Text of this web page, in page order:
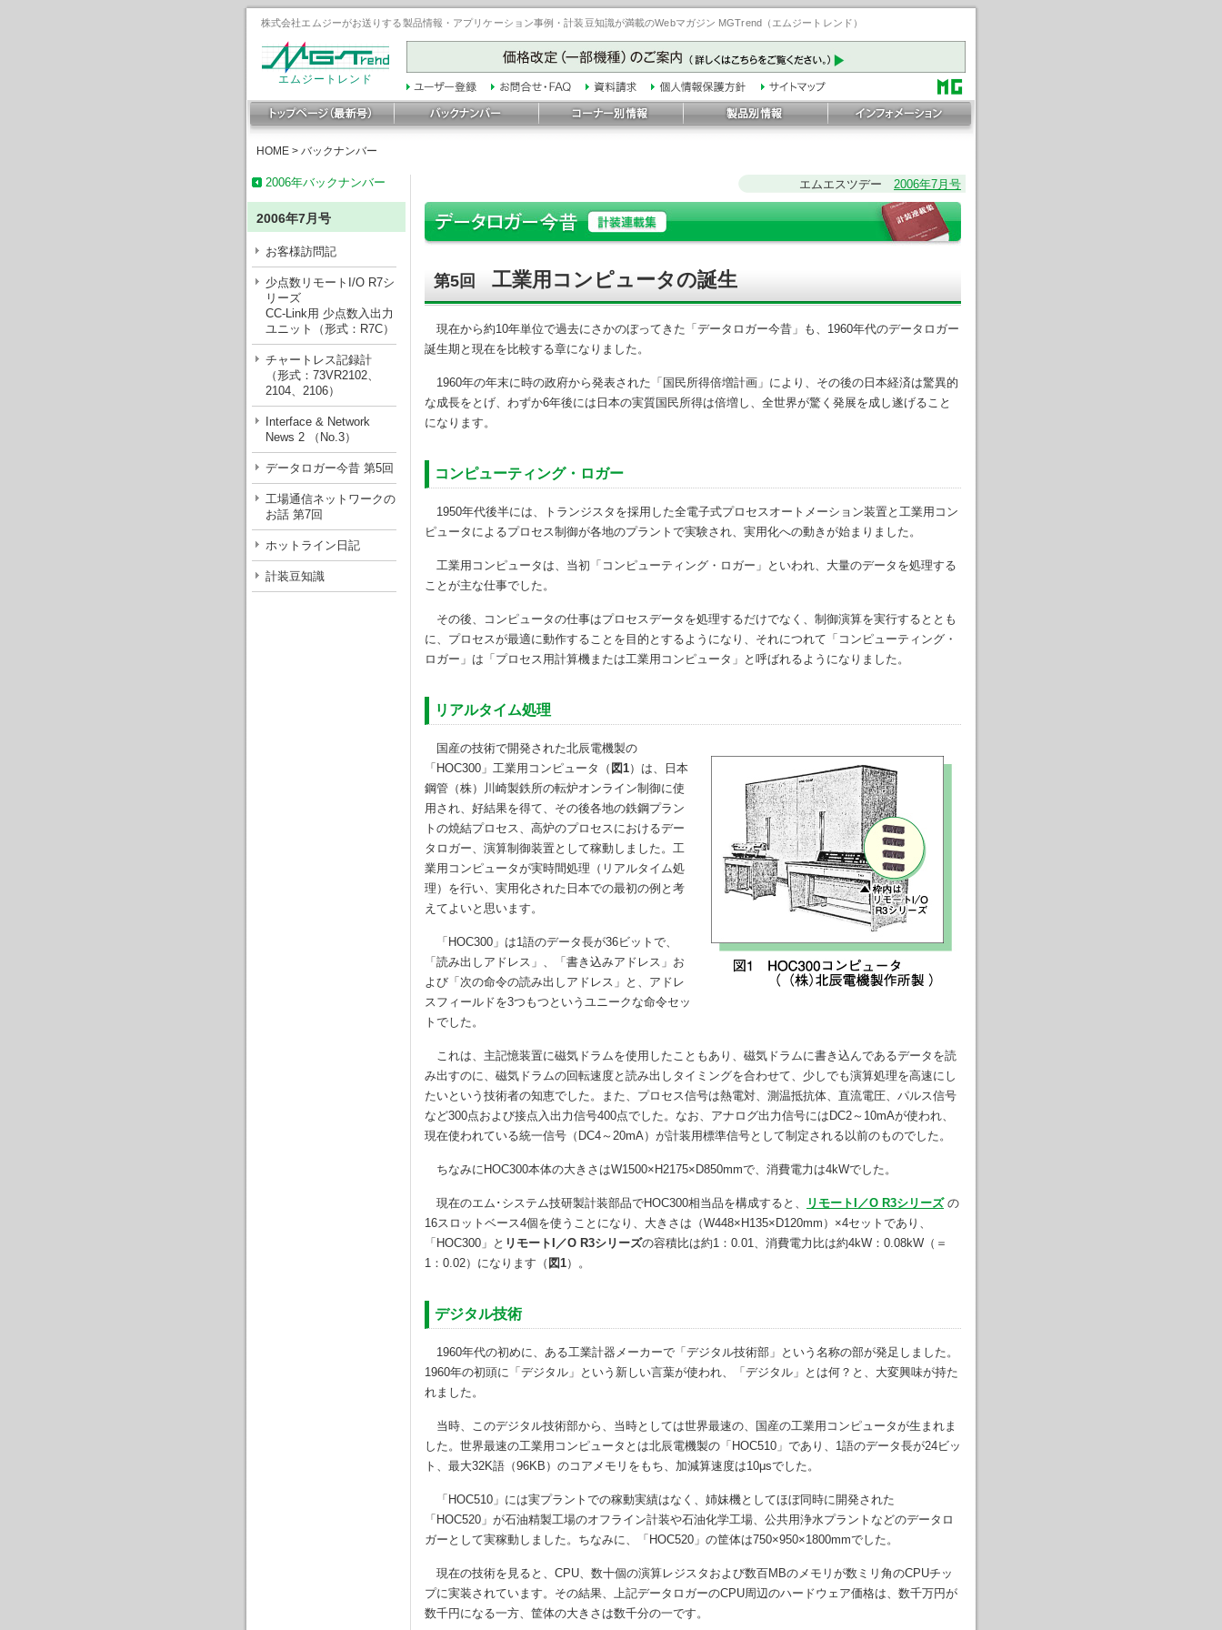
株式会社エムジーがお送りする製品情報・アプリケーション事例・計装豆知識が満載のWebマガジン MGTrend（エムジートレンド）
エムジートレンド
HOME > バックナンバー
2006年バックナンバー
2006年7月号
お客様訪問記
少点数リモートI/O R7シ
リーズ
CC-Link用 少点数入出力
ユニット（形式：R7C）
チャートレス記録計
（形式：73VR2102、
2104、2106）
Interface & Network
News 2 （No.3）
データロガー今昔 第5回
工場通信ネットワークの
お話 第7回
ホットライン日記
計装豆知識
エムエスツデー 2006年7月号
第5回 工業用コンピュータの誕生
現在から約10年単位で過去にさかのぼってきた「データロガー今昔」も、1960年代のデータロガー
誕生期と現在を比較する章になりました。
1960年の年末に時の政府から発表された「国民所得倍増計画」により、その後の日本経済は驚異的
な成長をとげ、わずか6年後には日本の実質国民所得は倍増し、全世界が驚く発展を成し遂げること
になります。
コンピューティング・ロガー
1950年代後半には、トランジスタを採用した全電子式プロセスオートメーション装置と工業用コン
ピュータによるプロセス制御が各地のプラントで実験され、実用化への動きが始まりました。
工業用コンピュータは、当初「コンピューティング・ロガー」といわれ、大量のデータを処理する
ことが主な仕事でした。
その後、コンピュータの仕事はプロセスデータを処理するだけでなく、制御演算を実行するととも
に、プロセスが最適に動作することを目的とするようになり、それにつれて「コンピューティング・
ロガー」は「プロセス用計算機または工業用コンピュータ」と呼ばれるようになりました。
リアルタイム処理
国産の技術で開発された北辰電機製の
「HOC300」工業用コンピュータ（ 図1）は、日本
鋼管（株）川崎製鉄所の転炉オンライン制御に使
用され、好結果を得て、その後各地の鉄鋼プラン
トの焼結プロセス、高炉のプロセスにおけるデー
タロガー、演算制御装置として稼動しました。工
業用コンピュータが実時間処理（リアルタイム処
理）を行い、実用化された日本での最初の例と考
えてよいと思います。
「HOC300」は1語のデータ長が36ビットで、
「読み出しアドレス」、「書き込みアドレス」お
よび「次の命令の読み出しアドレス」と、アドレ
スフィールドを3つもつというユニークな命令セッ
トでした。
これは、主記憶装置に磁気ドラムを使用したこともあり、磁気ドラムに書き込んであるデータを読
み出すのに、磁気ドラムの回転速度と読み出しタイミングを合わせて、少しでも演算処理を高速にし
たいという技術者の知恵でした。また、プロセス信号は熱電対、測温抵抗体、直流電圧、パルス信号
など300点および接点入出力信号400点でした。なお、アナログ出力信号にはDC2～10mAが使われ、
現在使われている統一信号（DC4～20mA）が計装用標準信号として制定される以前のものでした。
ちなみにHOC300本体の大きさはW1500×H2175×D850mmで、消費電力は4kWでした。
現在のエム･システム技研製計装部品でHOC300相当品を構成すると、 リモートI／O R3シリーズの
16スロットベース4個を使うことになり、大きさは（W448×H135×D120mm）×4セットであり、
「HOC300」と リモートI／O R3シリーズの容積比は約1：0.01、消費電力比は約4kW：0.08kW（＝
1：0.02）になります（ 図1）。
デジタル技術
1960年代の初めに、ある工業計器メーカーで「デジタル技術部」という名称の部が発足しました。
1960年の初頭に「デジタル」という新しい言葉が使われ、「デジタル」とは何？と、大変興味が持た
れました。
当時、このデジタル技術部から、当時としては世界最速の、国産の工業用コンピュータが生まれま
した。世界最速の工業用コンピュータとは北辰電機製の「HOC510」であり、1語のデータ長が24ビッ
ト、最大32K語（96KB）のコアメモリをもち、加減算速度は10μsでした。
「HOC510」には実プラントでの稼動実績はなく、姉妹機としてほぼ同時に開発された
「HOC520」が石油精製工場のオフライン計装や石油化学工場、公共用浄水プラントなどのデータロ
ガーとして実稼動しました。ちなみに、「HOC520」の筐体は750×950×1800mmでした。
現在の技術を見ると、CPU、数十個の演算レジスタおよび数百MBのメモリが数ミリ角のCPUチッ
プに実装されています。その結果、上記データロガーのCPU周辺のハードウェア価格は、数千万円が
数千円になる一方、筐体の大きさは数千分の一です。